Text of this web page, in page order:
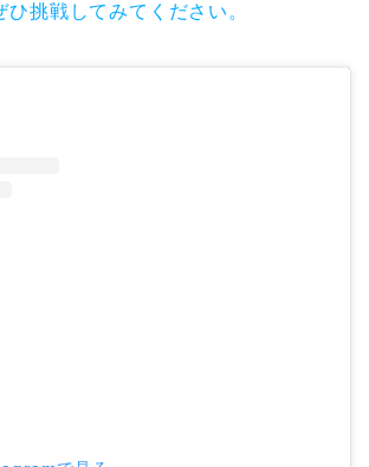
挑戦してみてください。